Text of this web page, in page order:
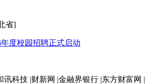
省]
度校园招聘正式启动
讯科技 |财新网 |金融界银行 |东方财富网 |